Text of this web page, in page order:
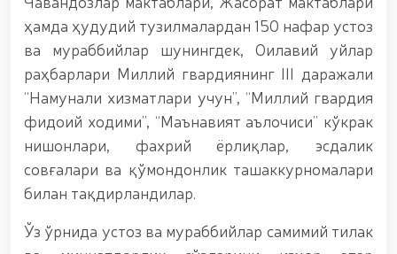
бўлган шахс қўлга олинди / / «Жасорат» фильми
премьераси бўлиб ўтди / / Қуролли Кучларимиз
ташкил этилганининг 34 йиллиги ва 14 январь –
Ватан ҳимоячилари куни муносабати Миллий
гвардияда байрамона тадбир ўтказилди / /
Миллий гвардия қўмондонининг Ўзбекистон
Республикаси Қуролли Кучлари ташкил
этилганининг 34 йиллиги ва Ватан ҳимоячилари
куни муносабати билан байрам табриги / /
Ўзбекистон Республикаси Қуролли Кучлари
ташкил этилганининг 34 йиллиги ҳамда 14 январь —
Ватан ҳимоячилари куни муносабати билан
гвардиячилар хизмат бурчини бажариш чоғида
қаҳрамонларча ҳалок бўлган сафдошлари
ҳамда ҳудудий тузилмалардан 150 нафар устоз
ва мураббийлар шунингдек, Оилавий уйлар
раҳбарлари Миллий гвардиянинг III даражали
“Намунали хизматлари учун”, “Миллий гвардия
фидоий ходими”, “Маънавият аълочиси” кўкрак
нишонлари, фахрий ёрлиқлар, эсдалик
совғалари ва қўмондонлик ташаккурномалари
билан тақдирландилар.
Ўз ўрнида устоз ва мураббийлар самимий тилак